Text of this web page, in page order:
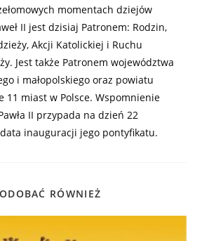
momentach dziejów
II jest dzisiaj Patronem: Rodzin,
Akcji Katolickiej i Ruchu
Jest także Patronem województwa
i małopolskiego oraz powiatu
11 miast w Polsce. Wspomnienie
II przypada na dzień 22
inauguracji jego pontyfikatu.
RÓWNIEŻ